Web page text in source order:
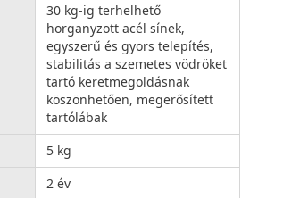
30 kg-ig terhelhető
horganyzott acél sínek,
egyszerű és gyors telepítés,
stabilitás a szemetes vödröket
tartó keretmegoldásnak
köszönhetően, megerősített
tartólábak
5 kg
2 év